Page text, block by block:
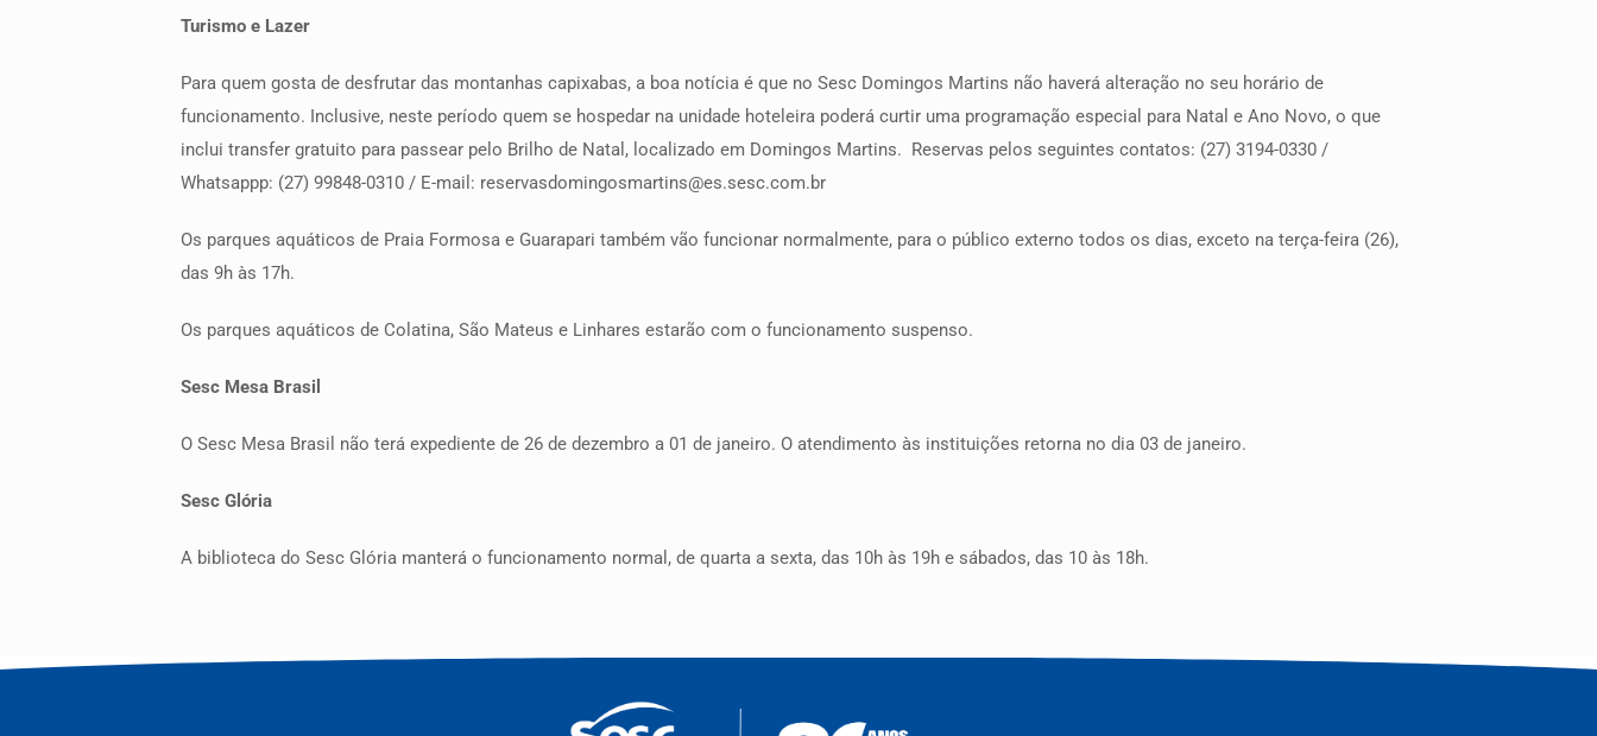
Turismo e Lazer
Para quem gosta de desfrutar das montanhas capixabas, a boa notícia é que no Sesc Domingos Martins não haverá alteração no seu horário de
funcionamento. Inclusive, neste período quem se hospedar na unidade hoteleira poderá curtir uma programação especial para Natal e Ano Novo, o que
inclui transfer gratuito para passear pelo Brilho de Natal, localizado em Domingos Martins. Reservas pelos seguintes contatos: (27) 3194-0330 /
Whatsappp: (27) 99848-0310 / E-mail: reservasdomingosmartins@es.sesc.com.br
Os parques aquáticos de Praia Formosa e Guarapari também vão funcionar normalmente, para o público externo todos os dias, exceto na terça-feira (26),
das 9h às 17h.
Os parques aquáticos de Colatina, São Mateus e Linhares estarão com o funcionamento suspenso.
Sesc Mesa Brasil
O Sesc Mesa Brasil não terá expediente de 26 de dezembro a 01 de janeiro. O atendimento às instituições retorna no dia 03 de janeiro.
Sesc Glória
A biblioteca do Sesc Glória manterá o funcionamento normal, de quarta a sexta, das 10h às 19h e sábados, das 10 às 18h.